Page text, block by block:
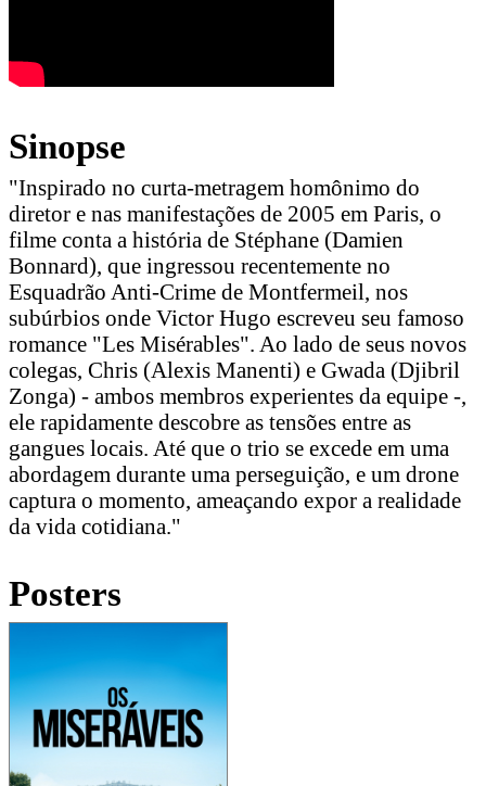
Sinopse
"Inspirado no curta-metragem homônimo do
diretor e nas manifestações de 2005 em Paris, o
filme conta a história de Stéphane (Damien
Bonnard), que ingressou recentemente no
Esquadrão Anti-Crime de Montfermeil, nos
subúrbios onde Victor Hugo escreveu seu famoso
romance "Les Misérables". Ao lado de seus novos
colegas, Chris (Alexis Manenti) e Gwada (Djibril
Zonga) - ambos membros experientes da equipe -,
ele rapidamente descobre as tensões entre as
gangues locais. Até que o trio se excede em uma
abordagem durante uma perseguição, e um drone
captura o momento, ameaçando expor a realidade
da vida cotidiana."
Posters